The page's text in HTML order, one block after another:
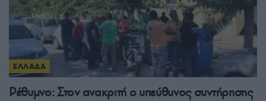
ΕΛΛΑΔΑ
Ρέθυμνο: Στον ανακριτή ο υπεύθυνος συντήρησης